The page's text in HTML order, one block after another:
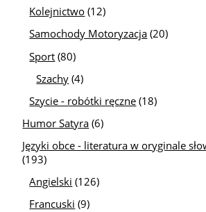
Kolejnictwo (12)
Samochody Motoryzacja (20)
Sport (80)
Szachy (4)
Szycie - robótki ręczne (18)
Humor Satyra (6)
Języki obce - literatura w oryginale
(193)
Angielski (126)
Francuski (9)